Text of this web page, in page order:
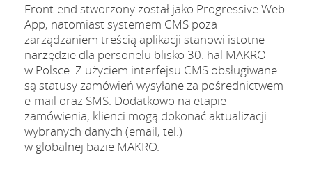
Front-end stworzony został jako Progressive Web
App, natomiast systemem CMS poza
zarządzaniem treścią aplikacji stanowi istotne
narzędzie dla personelu blisko 30. hal MAKRO
w Polsce. Z użyciem interfejsu CMS obsługiwane
są statusy zamówień wysyłane za pośrednictwem
e-mail oraz SMS. Dodatkowo na etapie
zamówienia, klienci mogą dokonać aktualizacji
wybranych danych (email, tel.)
w globalnej bazie MAKRO.